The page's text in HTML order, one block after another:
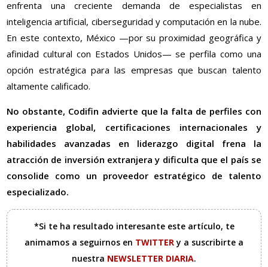
enfrenta una creciente demanda de especialistas en
inteligencia artificial, ciberseguridad y computación en la nube.
En este contexto, México —por su proximidad geográfica y
afinidad cultural con Estados Unidos— se perfila como una
opción estratégica para las empresas que buscan talento
altamente calificado.
No obstante, Codifin advierte que la falta de perfiles con
experiencia global, certificaciones internacionales y
habilidades avanzadas en liderazgo digital frena la
atracción de inversión extranjera y dificulta que el país se
consolide como un proveedor estratégico de talento
especializado.
*Si te ha resultado interesante este artículo, te
animamos a seguirnos en TWITTERy a suscribirte a
nuestra NEWSLETTER DIARIA.